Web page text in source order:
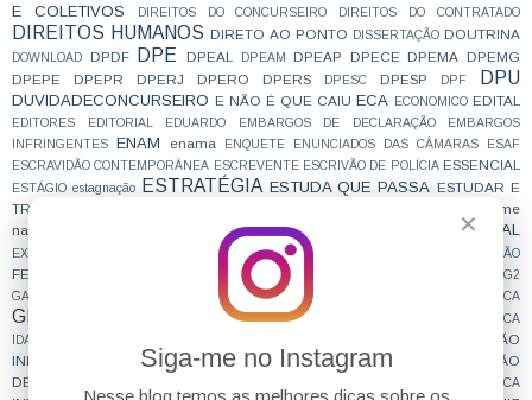
✕
Siga-me no Instagram
Nesse blog temos as melhores dicas sobre os
E COLETIVOS
DIREITOS DO CONCURSEIRO DIREITOS DO CONTRATADO
DIREITOS HUMANOS DIRETO AO PONTO DISSERTAÇÃO DOUTRINA
DOWNLOAD DPDF DPE DPEAL DPEAM DPEAP DPECE DPEMA DPEMG
DPEPE
DPEPR DPERJ DPERO DPERS DPESC DPESP DPF DPU
DUVIDADECONCURSEIRO E NÃO É QUE CAIU ECA ECONOMICO EDITAL
EDITORES EDITORIAL EDUARDO EMBARGOS DE DECLARAÇÃO
EMBARGOS
INFRINGENTES
ENAM enama ENQUETE ENUNCIADOS DAS CÂMARAS
ESAF
ESCRAVIDÃO CONTEMPORÂNEA ESCREVENTE ESCRIVÃO DE POLÍCIA ESSENCIAL
ESTÁGIO estagnação ESTRATÉGIA ESTUDA QUE PASSA ESTUDAR E
TRABALHAR
exame
nacional da magistratura
EXECUÇÃO FISCAL EXECUÇÃO PENAL
EXERCÍCIOS FAZENDA PÚBLICA FEMINIZAÇÃO
FERIADO FOCO
G2
GABARITANDO
GABARITO EXTRAOFICIAL GRAMÁTICA
GRANDES JULGAMENTOS GRUPO 1
HUMANÍSTICA
IDADE
INDICAÇÃO
INFORMAÇÃO
INFORMATIVOS INQUÉRITO POLICIAL
INSCRIÇÃO
DEFINITIVA
INTERCEPTAÇÃO TELEFÔNICA